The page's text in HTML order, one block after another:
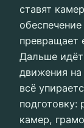
ставят
превращает
Дальше идёт
движения
всё
подготовку:
камер,